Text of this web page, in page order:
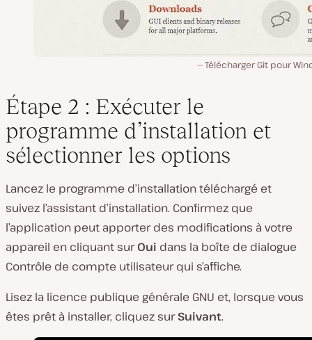
Télécharger Git pour
Étape 2 : Exécuter le
programme d’installation et
sélectionner les options
Lancez le programme d’installation téléchargé et
suivez l’assistant d’installation. Confirmez que
l’application peut apporter des modifications à votre
appareil en cliquant surOui dans la boîte de dialogue
Contrôle de compte utilisateur qui s’affiche.
Lisez la licence publique générale GNU et, lorsque vous
êtes prêt à installer, cliquez surSuivant.